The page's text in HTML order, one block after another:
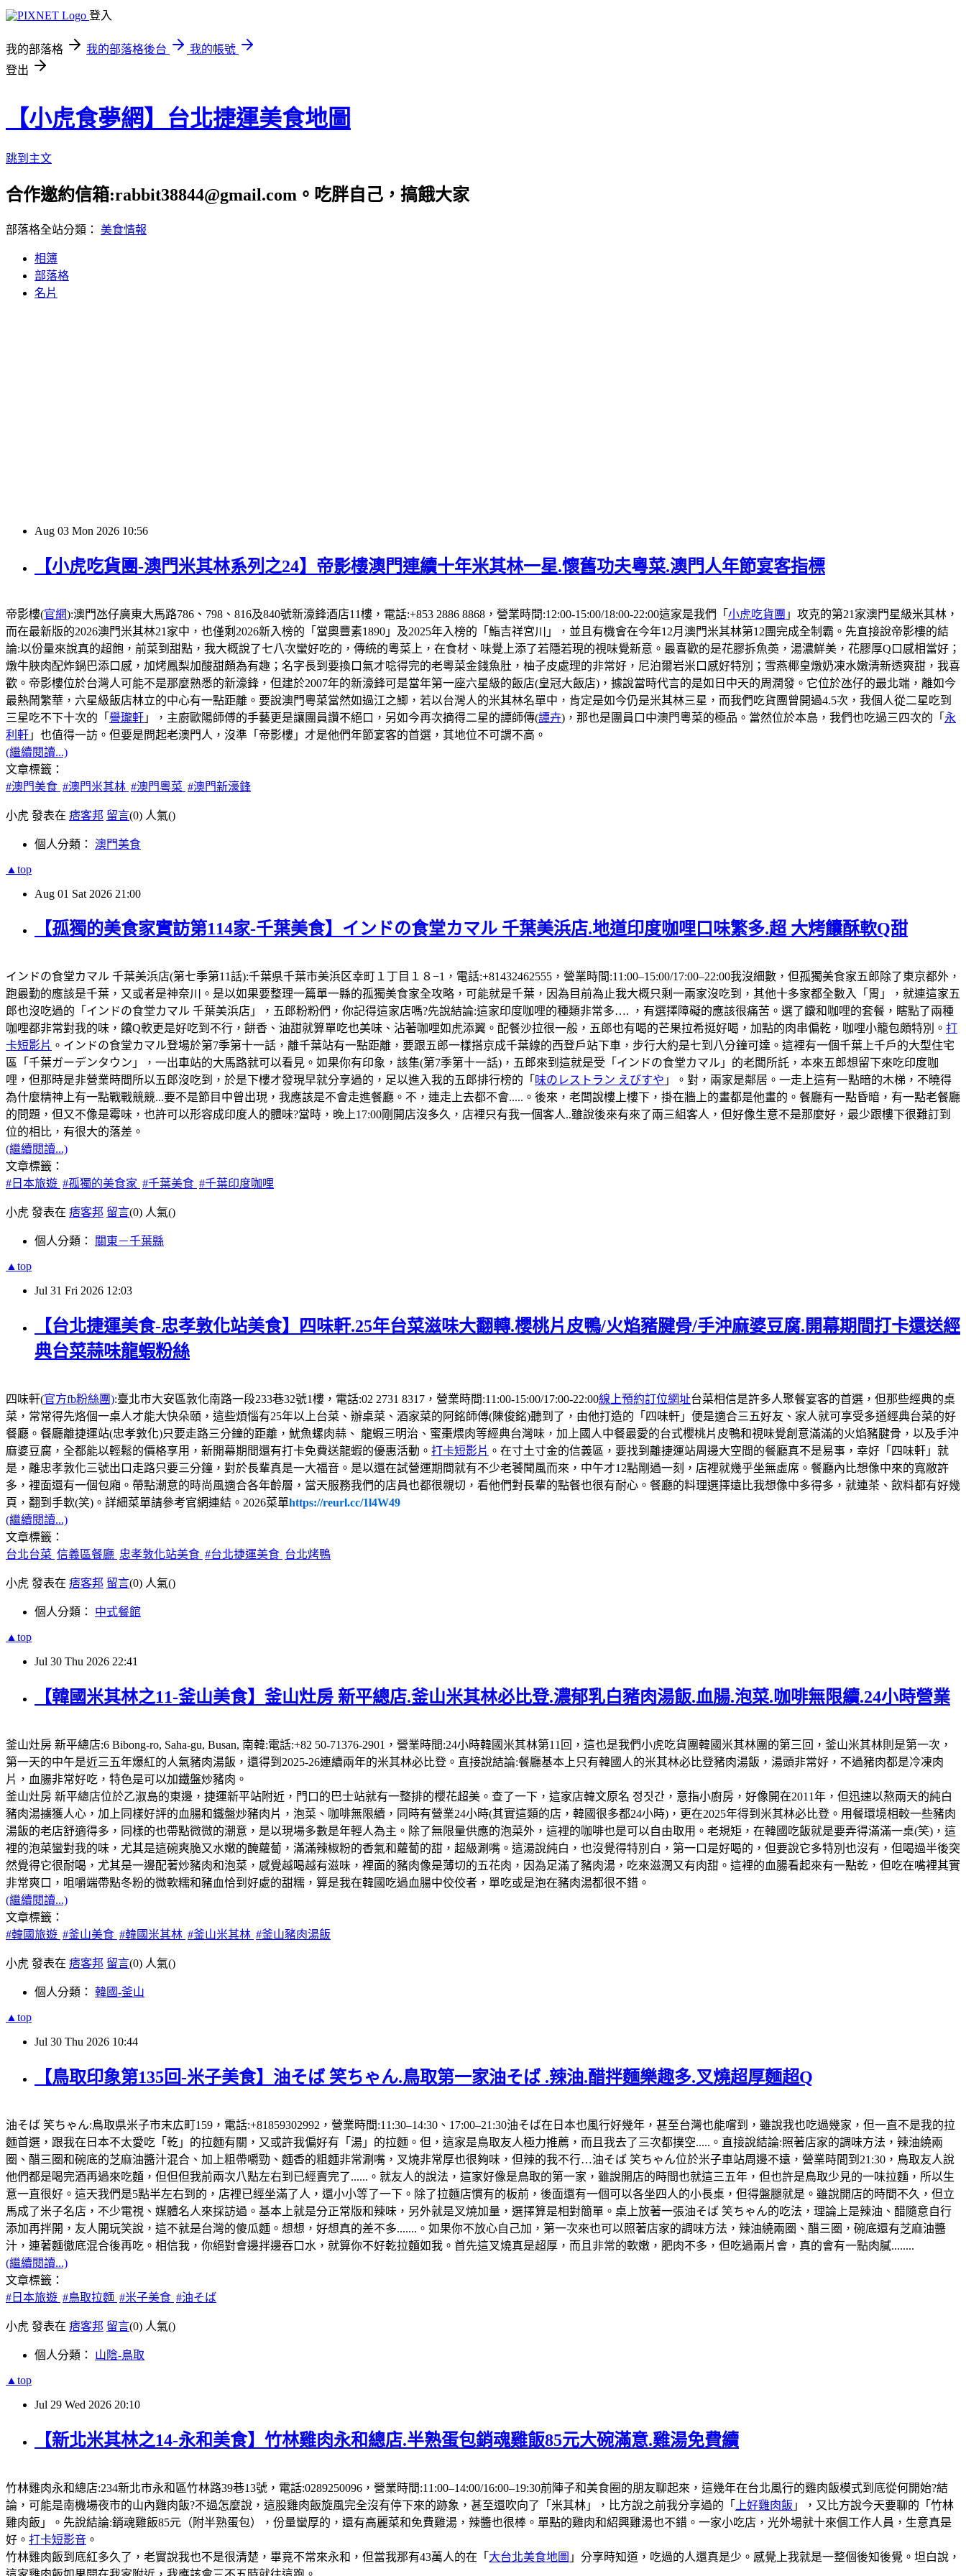
登入
我的部落格 我的部落格後台
我的帳號
登出
【小虎食夢網】台北捷運美食地圖
跳到主文
合作邀約信箱:rabbit38844@gmail.com。吃胖自己，搞餓大家
部落格全站分類： 美食情報
相簿
部落格
名片
Aug 03 Mon 2026 10:56
【小虎吃貨團-澳門米其林系列之24】帝影樓澳門連續十年米其林一星.懷舊功夫粵菜.澳門人年節宴客指標
帝影樓(官網):澳門氹仔廣東大馬路786、798、816及840號新濠鋒酒店11樓，電話:+853 2886 8868，營業時間:12:00-15:00/18:00-22:00這家是我們「 小虎吃貨團 」攻克的第21家澳門星級米其林，
而在最新版的2026澳門米其林21家中，也僅剩2026新入榜的「當奧豐素1890」及2025年入榜的「鮨吉祥宮川」，並且有機會在今年12月澳門米其林第12團完成全制霸。先直接說帝影樓的結
論:以份量來說真的超飽，前菜到甜點，我大概說了七八次蠻好吃的，傳統的粵菜上，在食材、味覺上添了若隱若現的視味覺新意。最喜歡的是花膠拆魚𡙡，湯濃鮮美，花膠厚Q口感相當好；
燉牛脥肉配炸鍋巴添口感，加烤鳳梨加酸甜頗為有趣；名字長到要換口氣才唸得完的老粵菜金錢魚肚，柚子皮處理的非常好，尼泊爾岩米口感好特別；雪燕椰皇燉奶凍水嫩清新透爽甜，我喜
歡。帝影樓位於台灣人可能不是那麼熟悉的新濠鋒，但建於2007年的新濠鋒可是當年第一座六星級的飯店(皇冠大飯店)，據說當時代言的是如日中天的周潤發。它位於氹仔的最北端，離如今
最熱鬧繁華，六星級飯店林立的中心有一點距離。要說澳門粵菜當然如過江之鯽，若以台灣人的米其林名單中，肯定是如今仍是米其林三星，而我們吃貨團曾開過4.5次，我個人從二星吃到
三星吃不下十次的「 譽瓏軒 」，主廚歐陽師傅的手藝更是讓團員讚不絕口，另如今再次摘得二星的譚師傳(譚卉)，那也是團員口中澳門粵菜的極品。當然位於本島，我們也吃過三四次的「 永
利軒 」也值得一訪。但要是問起老澳門人，沒準「帝影樓」才是他們年節宴客的首選，其地位不可謂不高。
(繼續閱讀...)
文章標籤：
#澳門美食 #澳門米其林 #澳門粵菜 #澳門新濠鋒
小虎 發表在 痞客邦 留言(0) 人氣()
個人分類： 澳門美食
▲top
Aug 01 Sat 2026 21:00
【孤獨的美食家實訪第114家-千葉美食】インドの食堂カマル 千葉美浜店.地道印度咖哩口味繁多.超 大烤饢酥軟Q甜
インドの食堂カマル 千葉美浜店(第七季第11話):千葉県千葉市美浜区幸町１丁目１８−1，電話:+81432462555，營業時間:11:00–15:00/17:00–22:00我沒細數，但孤獨美食家五郎除了東京都外，
跑最勤的應該是千葉，又或者是神奈川。是以如果要整理一篇單一縣的孤獨美食家全攻略，可能就是千葉，因為目前為止我大概只剩一兩家沒吃到，其他十多家都全數入「胃」，就連這家五
郎也沒吃過的「インドの食堂カマル 千葉美浜店」，五郎粉粉們，你記得這家店嗎?先說結論:這家印度咖哩的種類非常多…. ，有選擇障礙的應該很痛苦。選了饢和咖哩的套餐，瞎點了兩種
咖哩都非常對我的味，饢Q軟更是好吃到不行，餅香、油甜就算單吃也美味、沾著咖哩如虎添翼。配餐沙拉很一般，五郎也有喝的芒果拉希挺好喝，加點的肉串偏乾，咖哩小籠包頗特別。 打
卡短影片 。インドの食堂カマル登場於第7季第十一話，離千葉站有一點距離，要跟五郎一樣搭京成千葉線的西登戶站下車，步行大約是七到八分鐘可達。這裡有一個千葉上千戶的大型住宅
區「千葉ガーデンタウン」，一出車站的大馬路就可以看見。如果你有印象，該集(第7季第十一話)，五郎來到這就是受「インドの食堂カマル」的老闆所託，本來五郎想留下來吃印度咖
哩，但那時是非營業時間所以五郎沒吃到，於是下樓才發現早就分享過的，足以進入我的五郎排行榜的「 味のレストラン えびすや 」。對，兩家是鄰居。一走上這有一點暗的木梯，不曉得
為什麼精神上有一點戰戰競競...要不是節目中曾出現，我應該是不會走進餐廳。不，連走上去都不會.....。後來，老闆說樓上樓下，掛在牆上的畫都是他畫的。餐廳有一點昏暗，有一點老餐廳
的問題，但又不像是霉味，也許可以形容成印度人的體味?當時，晚上17:00剛開店沒多久，店裡只有我一個客人..雖說後來有來了兩三組客人，但好像生意不是那麼好，最少跟樓下很難訂到
位的相比，有很大的落差。
(繼續閱讀...)
文章標籤：
#日本旅遊 #孤獨的美食家 #千葉美食 #千葉印度咖哩
小虎 發表在 痞客邦 留言(0) 人氣()
個人分類： 關東－千葉縣
▲top
Jul 31 Fri 2026 12:03
【台北捷運美食-忠孝敦化站美食】四味軒.25年台菜滋味大翻轉.櫻桃片皮鴨/火焰豬腱骨/手沖麻婆豆腐.開幕期間打卡還送經
典台菜蒜味龍蝦粉絲
四味軒(官方fb粉絲團):臺北市大安區敦化南路一段233巷32號1樓，電話:02 2731 8317，營業時間:11:00-15:00/17:00-22:00線上預約訂位網址台菜相信是許多人聚餐宴客的首選，但那些經典的桌
菜，常常得先烙個一桌人才能大快朵頤，這些煩惱有25年以上台菜、辦桌菜、酒家菜的阿銘師傅(陳俊銘)聽到了，由他打造的「四味軒」便是適合三五好友、家人就可享受多道經典台菜的好
餐廳。餐廳離捷運站(忠孝敦化)只要走路三分鐘的距離，魷魚螺肉蒜、 龍蝦三明治、蜜棗煨肉等經典台灣味，加上國人中餐最愛的台式櫻桃片皮鴨和視味覺創意滿滿的火焰豬腱骨，以及手沖
麻婆豆腐，全都能以輕鬆的價格享用，新開幕期間還有打卡免費送龍蝦的優惠活動。 打卡短影片 。在寸土寸金的信義區，要找到離捷運站周邊大空間的餐廳真不是易事，幸好「四味軒」就
是，離忠孝敦化三號出口走路只要三分鐘，對於長輩真是一大福音。是以還在試營運期間就有不少老饕聞風而來，中午才12點剛過一刻，店裡就幾乎坐無虛席。餐廳內比想像中來的寬敝許
多，裡面還有一個包廂。帶點潮意的時尚風適合各年齡層，當天服務我們的店員也都很親切，看他們對長輩的點餐也很有耐心。餐廳的料理選擇遠比我想像中多得多，就連茶、飲料都有好幾
頁，翻到手軟(笑)。詳細菜單請參考官網連結。2026菜單https://reurl.cc/1l4W49
(繼續閱讀...)
文章標籤：
台北台菜 信義區餐廳 忠孝敦化站美食 #台北捷運美食 台北烤鴨
小虎 發表在 痞客邦 留言(0) 人氣()
個人分類： 中式餐館
▲top
Jul 30 Thu 2026 22:41
【韓國米其林之11-釜山美食】釜山灶房 新平總店.釜山米其林必比登.濃郁乳白豬肉湯飯.血腸.泡菜.咖啡無限續.24小時營業
釜山灶房 新平總店:6 Bibong-ro, Saha-gu, Busan, 南韓:電話:+82 50-71376-2901，營業時間:24小時韓國米其林第11回，這也是我們小虎吃貨團韓國米其林團的第三回，釜山米其林則是第一次，
第一天的中午是近三五年爆紅的人氣豬肉湯飯，還得到2025-26連續兩年的米其林必比登。直接說結論:餐廳基本上只有韓國人的米其林必比登豬肉湯飯，湯頭非常好，不過豬肉都是冷凍肉
片，血腸非常好吃，特色是可以加鐵盤炒豬肉。
釜山灶房 新平總店位於乙淑島的東邊，捷運新平站附近，門口的巴士站就有一整排的櫻花超美。查了一下，這家店韓文原名 정짓간，意指小廚房，好像開在2011年，但迅速以熬兩天的純白
豬肉湯擄獲人心，加上同樣好評的血腸和鐵盤炒豬肉片，泡菜、咖啡無限續，同時有營業24小時(其實這類的店，韓國很多都24小時)，更在2025年得到米其林必比登。用餐環境相較一些豬肉
湯飯的老店舒適得多，同樣的也帶點微微的潮意，是以現場多數是年輕人為主。除了無限量供應的泡菜外，這裡的咖啡也是可以自由取用。老規矩，在韓國吃飯就是要弄得滿滿一桌(笑)，這
裡的泡菜蠻對我的味，尤其是這碗爽脆又水嫩的醃蘿蔔，滿滿辣椒粉的香氣和蘿蔔的甜，超級涮嘴。這湯說純白，也沒覺得特別白，第一口是好喝的，但要說它多特別也沒有，但喝過半後突
然覺得它很耐喝，尤其是一邊配著炒豬肉和泡菜，感覺越喝越有滋味，裡面的豬肉像是薄切的五花肉，因為足滿了豬肉湯，吃來滋潤又有肉甜。這裡的血腸看起來有一點乾，但吃在嘴裡其實
非常爽口，咀嚼端帶點冬粉的微軟糯和豬血恰到好處的甜糯，算是我在韓國吃過血腸中佼佼者，單吃或是泡在豬肉湯都很不錯。
(繼續閱讀...)
文章標籤：
#韓國旅遊 #釜山美食 #韓國米其林 #釜山米其林 #釜山豬肉湯飯
小虎 發表在 痞客邦 留言(0) 人氣()
個人分類： 韓國-釜山
▲top
Jul 30 Thu 2026 10:44
【鳥取印象第135回-米子美食】油そば 笑ちゃん.鳥取第一家油そば .辣油.醋拌麵樂趣多.叉燒超厚麵超Q
油そば 笑ちゃん:鳥取県米子市末広町159，電話:+81859302992，營業時間:11:30–14:30、17:00–21:30油そば在日本也風行好幾年，甚至台灣也能嚐到，雖說我也吃過幾家，但一直不是我的拉
麵首選，跟我在日本不太愛吃「乾」的拉麵有關，又或許我偏好有「湯」的拉麵。但，這家是鳥取友人極力推薦，而且我去了三次都撲空.....。直接說結論:照著店家的調味方法，辣油繞兩
圈、醋三圈和碗底的芝麻油醬汁混合、加上粗帶嚼勁、麵香的粗麵非常涮嘴，叉燒非常厚也很夠味，但辣的我不行…油そば 笑ちゃん位於米子車站周邊不遠，營業時間到21:30，鳥取友人說
他們都是喝完酒再過來吃麵，但但但我前兩次八點左右到已經賣完了......。就友人的說法，這家好像是鳥取的第一家，雖說開店的時間也就這三五年，但也許是鳥取少見的一味拉麵，所以生
意一直很好。這天我們是5點半左右到的，店裡已經坐滿了人，還小小等了一下。除了拉麵店慣有的板前，後面還有一個可以各坐四人的小長桌，但得盤腿就是。雖說開店的時間不久，但立
馬成了米子名店，不少電視、媒體名人來採訪過。基本上就是分正常版和辣味，另外就是叉燒加量，選擇算是相對簡單。桌上放著一張油そば 笑ちゃん的吃法，理論上是辣油、醋隨意自行
添加再拌開，友人開玩笑說，這不就是台灣的傻瓜麵。想想，好想真的差不多.......。如果你不放心自己加，第一次來也可以照著店家的調味方法，辣油繞兩圈、醋三圈，碗底還有芝麻油醬
汁，連著麵徹底混合後再吃。相信我，你絕對會邊拌邊吞口水，就算你不好乾拉麵如我。首先這叉燒真是超厚，而且非常的軟嫩，肥肉不多，但吃過兩片會，真的會有一點肉膩........
(繼續閱讀...)
文章標籤：
#日本旅遊 #鳥取拉麵 #米子美食 #油そば
小虎 發表在 痞客邦 留言(0) 人氣()
個人分類： 山陰-鳥取
▲top
Jul 29 Wed 2026 20:10
【新北米其林之14-永和美食】竹林雞肉永和總店.半熟蛋包銷魂雞飯85元大碗滿意.雞湯免費續
竹林雞肉永和總店:234新北市永和區竹林路39巷13號，電話:0289250096，營業時間:11:00–14:00/16:00–19:30前陣子和美食圈的朋友聊起來，這幾年在台北風行的雞肉飯模式到底從何開始?結
論，可能是南機場夜市的山內雞肉飯?不過怎麼說，這股雞肉飯旋風完全沒有停下來的跡象，甚至還吹向了「米其林」，比方說之前我分享過的「
上好雞肉飯 」，又比方說今天要聊的「竹林
雞肉飯」。先說結論:銷魂雞飯85元（附半熟蛋包），份量蠻厚的，還有高麗菜和免費雞湯，辣醬也很棒。單點的雞肉和紹興雞湯也不錯。一家小吃店，光外場就十來個工作人員，生意真是
好。 打卡短影音 。
竹林雞肉飯到底紅多久了，老實說我也不是很清楚，畢竟不常來永和，但當我那有43萬人的在「 大台北美食地圖 」分享時知道，吃過的人還真是少。感覺上我就是一整個後知後覺。坦白說，